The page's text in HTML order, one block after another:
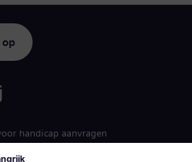
handicap aanvragen